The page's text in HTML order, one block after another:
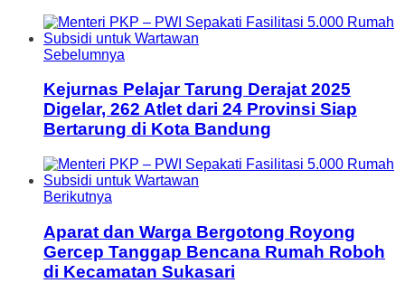
Sebelumnya
Kejurnas Pelajar Tarung Derajat 2025
Digelar, 262 Atlet dari 24 Provinsi Siap
Bertarung di Kota Bandung
Berikutnya
Aparat dan Warga Bergotong Royong
Gercep Tanggap Bencana Rumah Roboh
di Kecamatan Sukasari